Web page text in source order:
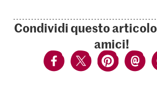
Condividi questo
amici!